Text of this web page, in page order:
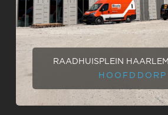
RAADHUISPLEIN
HOOFDDORP